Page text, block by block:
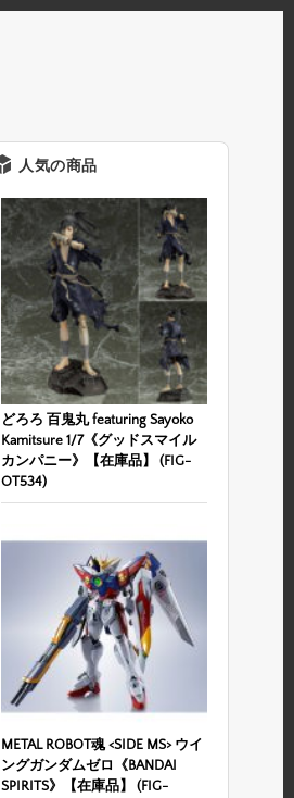
人気の商品
どろろ 百鬼丸 featuring Sayoko
Kamitsure 1/7《グッドスマイル
カンパニー》【在庫品】 (FIG-
OT534)
METAL ROBOT魂 <SIDE MS> ウイ
ングガンダムゼロ《BANDAI
SPIRITS》【在庫品】 (FIG-